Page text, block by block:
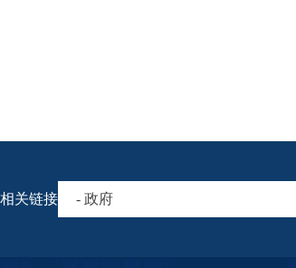
相关链接 - 政府